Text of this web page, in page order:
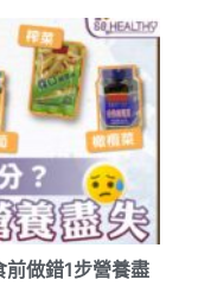
做錯1步營養盡